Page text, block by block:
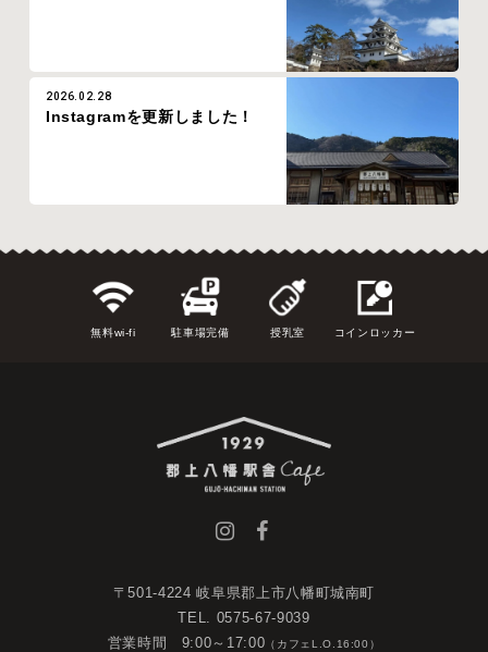
2026.02.28
Instagramを更新しました！
無料wi-fi 駐車場完備 授乳室 コインロッカー
〒501-4224 岐阜県郡上市八幡町城南町
TEL. 0575-67-9039
営業時間 9:00～17:00 （カフェL.O.16:00）